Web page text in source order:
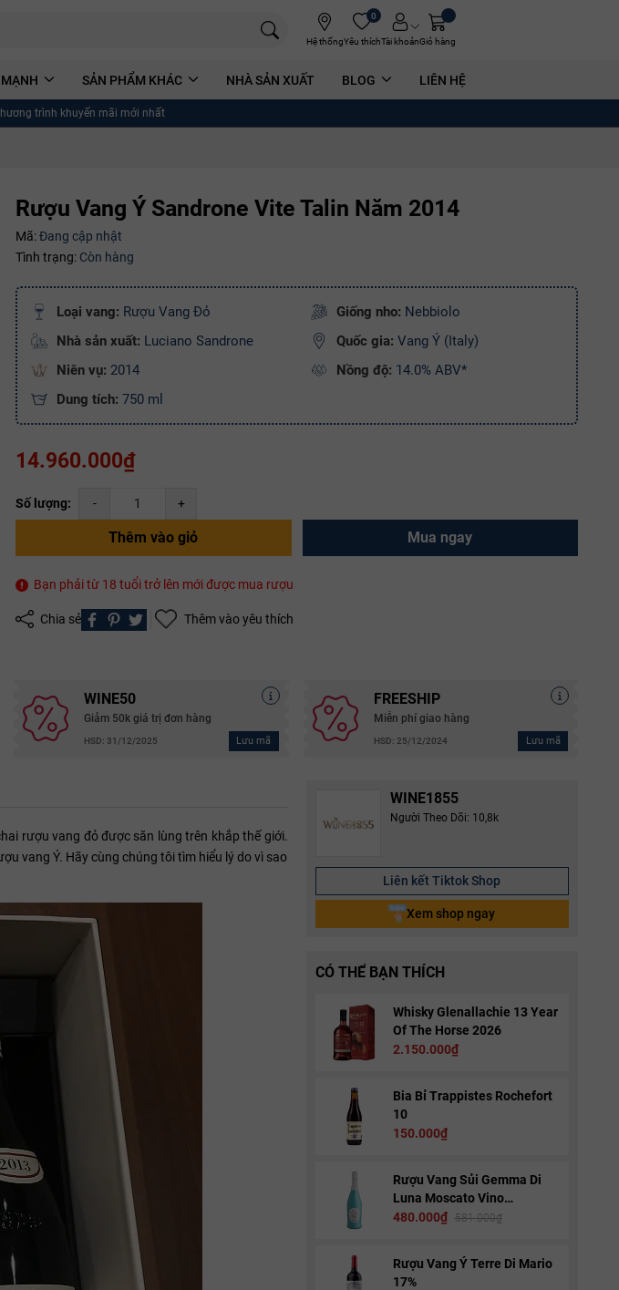
Hệ thống
0
Yêu thíchTài khoảnGiỏ hàng
SẢN PHẨM KHÁC NHÀ SẢN XUẤT BLOG LIÊN HỆ
trình khuyến mãi mới nhất
Rượu Vang Ý Sandrone Vite Talin Năm 2014
Mã:Đang cập nhật
Tình trạng: Còn hàng
Loại vang: Rượu Vang Đỏ Giống nho: Nebbiolo
Nhà sản xuất: Luciano Sandrone Quốc gia: Vang Ý (Italy)
Niên vụ: 2014 Nồng độ: 14.0% ABV*
Dung tích: 750 ml
14.960.000₫
Số lượng: - +
Thêm vào giỏ Mua ngay
Bạn phải từ 18 tuổi trở lên mới được mua rượu
Chia sẻ Thêm vào yêu thích
WINE50
Giảm 50k giá trị đơn hàng
HSD: 31/12/2025 Lưu mã
FREESHIP
Miễn phí giao hàng
HSD: 25/12/2024 Lưu mã
WINE1855
Người Theo Dõi: 10,8k
Liên kết Tiktok Shop
Xem shop ngay
CÓ THỂ BẠN THÍCH
Whisky Glenallachie 13 Year
Of The Horse 2026
2.150.000₫
Bia Bỉ Trappistes Rochefort
10
150.000₫
Rượu Vang Sủi Gemma Di
Luna Moscato Vino
Spumante
480.000₫ 581.000₫
Rượu Vang Ý Terre Di Mario
17%
rượu vang đỏ được săn lùng trên khắp thế giới.
vang Ý. Hãy cùng chúng tôi tìm hiểu lý do vì sao